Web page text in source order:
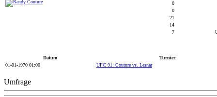
0
0
21
14
7
Datum
Turnier
01-01-1970 01:00
UFC 91: Couture vs. Lesnar
Umfrage